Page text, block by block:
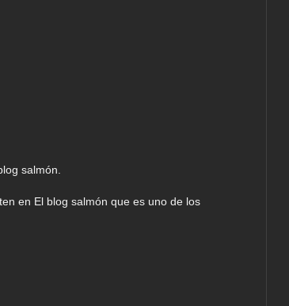
salmón.
en El blog salmón que es uno de los